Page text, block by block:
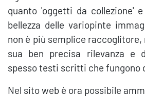
quanto 'oggetti da collezione'
bellezza delle variopinte
non è più semplice
sua ben precisa rilevanza e
spesso testi scritti che fungono
Nel sito web è ora possibile